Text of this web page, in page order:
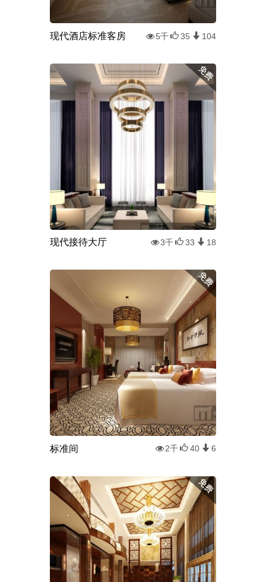
现代酒店标准客房 5千 35 104
现代接待大厅 3千 33 18
标准间 2千 40 6